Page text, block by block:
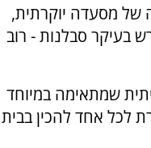
של מסעדה יוקרתית,
בעיקר סבלנות - רוב
שמתאימה במיוחד
לכל אחד להכין בבית